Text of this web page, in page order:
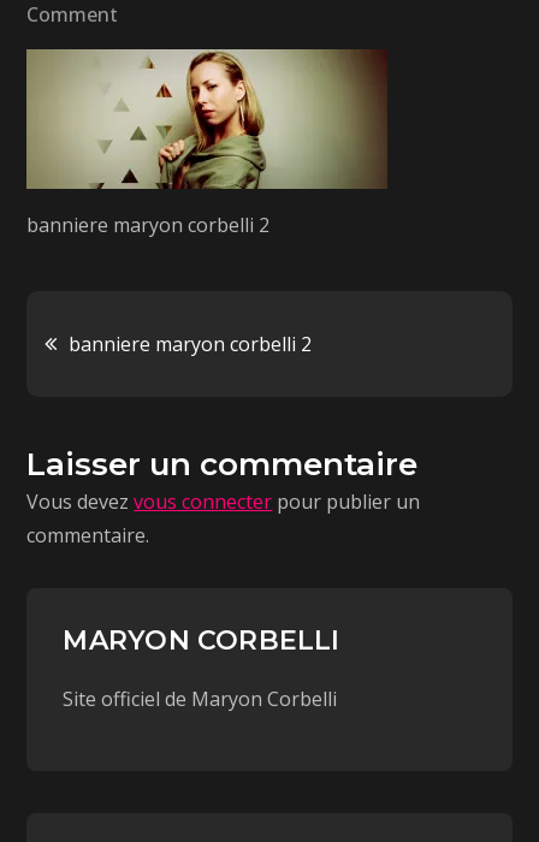
Comment
banniere maryon corbelli 2
banniere maryon corbelli 2
Laisser un commentaire
Vous devezvous connecter pour publier un
commentaire.
MARYON CORBELLI
Site officiel de Maryon Corbelli